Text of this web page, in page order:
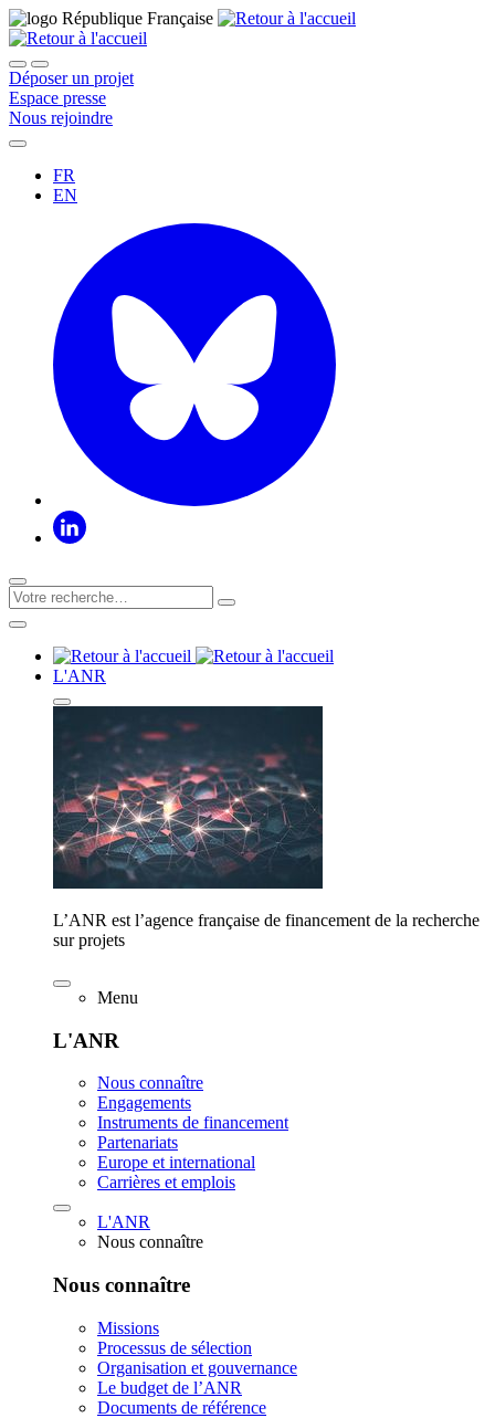
Déposer un projet
Espace presse
Nous rejoindre
FR
EN
L'ANR
L’ANR est l’agence française de financement de la recherche
sur projets
Menu
L'ANR
Nous connaître
Engagements
Instruments de financement
Partenariats
Europe et international
Carrières et emplois
L'ANR
Nous connaître
Nous connaître
Missions
Processus de sélection
Organisation et gouvernance
Le budget de l’ANR
Documents de référence